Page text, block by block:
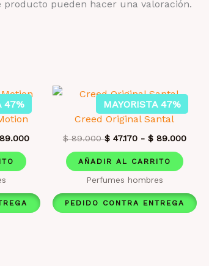
pueden hacer una valoración.
47%
89.000
MAYORISTA 47%
Creed Original Santal
$89.000 $47.170- $89.000
AÑADIR AL CARRITO
Perfumes hombres
PEDIDO CONTRA ENTREGA